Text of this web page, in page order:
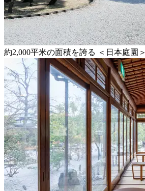
約2,000平米の面積を誇る ＜日本庭園＞